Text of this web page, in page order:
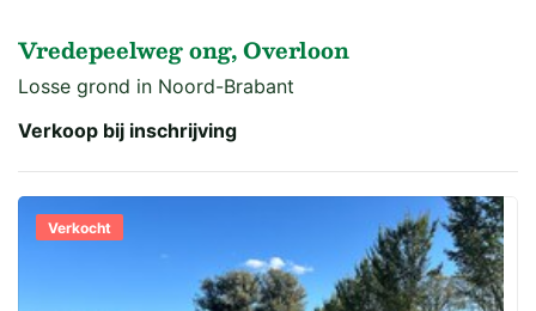
Vredepeelweg ong, Overloon
Losse grond in Noord-Brabant
Verkoop bij inschrijving
Verkocht